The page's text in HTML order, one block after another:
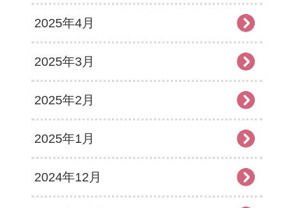
2025年4月
2025年3月
2025年2月
2025年1月
2024年12月